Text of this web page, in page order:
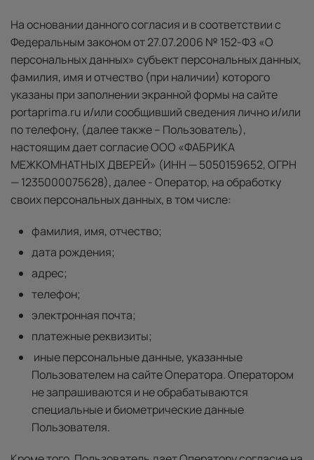
На основании данного согласия и в соответствии с
Федеральным законом от 27.07.2006 № 152-ФЗ «О
персональных данных» субъект персональных данных,
фамилия, имя и отчество (при наличии) которого
указаны при заполнении экранной формы на сайте
portaprima.ru и/или сообщивший сведения лично и/или
по телефону, (далее также – Пользователь),
настоящим дает согласие ООО «ФАБРИКА
МЕЖКОМНАТНЬIХ ДВЕРЕЙ» (ИНН — 5050159652, ОГРН
— 1235000075628), далее - Оператор, на обработку
своих персональных данных, в том числе:
фамилия, имя, отчество;
дата рождения;
адрес;
телефон;
электронная почта;
платежные реквизиты;
иные персональные данные, указанные
Пользователем на сайте Оператора. Оператором
не запрашиваются и не обрабатываются
специальные и биометрические данные
Пользователя.